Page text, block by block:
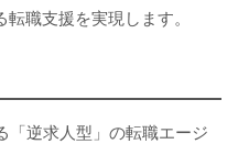
職支援を実現します。
「逆求人型」の転職エージ